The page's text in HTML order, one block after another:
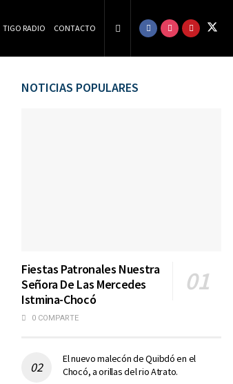
TIGO RADIO CONTACTO
NOTICIAS POPULARES
Fiestas Patronales Nuestra
Señora De Las Mercedes
Istmina-Chocó
0 COMPARTE
El nuevo malecón de Quibdó en el
Chocó, a orillas del rio Atrato.